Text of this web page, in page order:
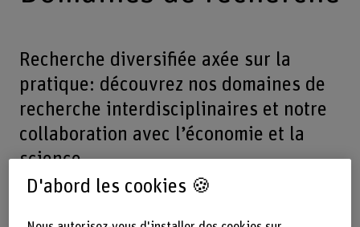
Recherche diversifiée axée sur la
pratique: découvrez nos domaines de
recherche interdisciplinaires et notre
collaboration avec l’économie et la
science.
D'abord les cookies 🍪